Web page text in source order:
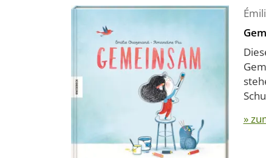
»